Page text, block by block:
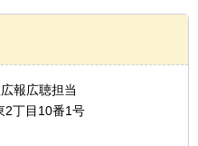
報広聴担当
丁目10番1号